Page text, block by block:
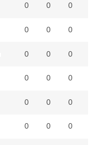
0 0 0
0 0 0
0 0 0
0 0 0
0 0 0
0 0 0